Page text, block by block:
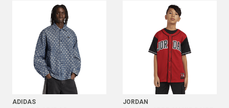
ADIDAS JORDAN